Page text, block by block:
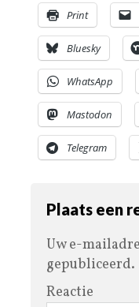
Print
Bluesky
WhatsApp
Mastodon
Telegram
Plaats een
Uw e-
gepubliceerd.
Reactie